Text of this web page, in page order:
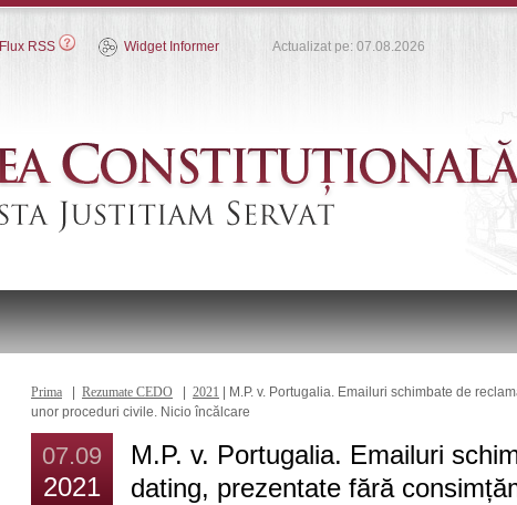
Flux RSS Widget Informer Actualizat pe: 07.08.2026
Prima Rezumate CEDO 2021 | M.P. v. Portugalia. Emailuri schimbate de
unor proceduri civile. Nicio încălcare
07.09
2021
M.P. v. Portugalia. Emailuri
dating, prezentate fără